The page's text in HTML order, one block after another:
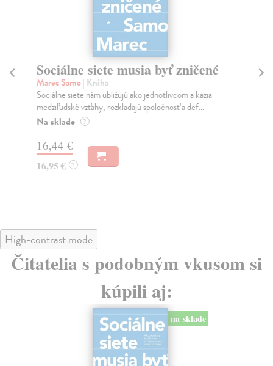
Sociálne siete musia byť zničené
Marec Samo| Kniha
Sociálne siete nám ubližujú ako jednotlivcom a kazia
medziľudské vzťahy, rozkladajú spoločnosť a def...
Na sklade ?
16,44 €
16,95 € ?
High-contrast mode
Čitatelia s podobným vkusom si
kúpili aj:
na sklade